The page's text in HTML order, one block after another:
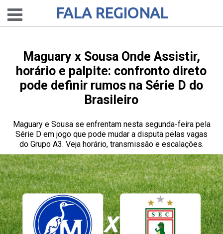
FALA REGIONAL
Maguary x Sousa Onde Assistir,
horário e palpite: confronto direto
pode definir rumos na Série D do
Brasileiro
Maguary e Sousa se enfrentam nesta segunda-feira pela
Série D em jogo que pode mudar a disputa pelas vagas
do Grupo A3. Veja horário, transmissão e escalações.